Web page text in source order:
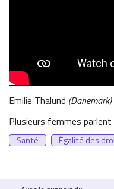
Emilie Thalund Danemark
Plusieurs femmes parlent
Santé Égalité des